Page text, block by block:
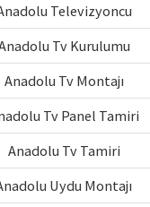
Televizyoncu
Tv Kurulumu
Anadolu Tv Montajı
Tv Panel Tamiri
Anadolu Tv Tamiri
Uydu Montajı